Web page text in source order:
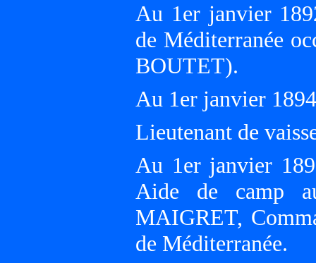
Au 1er janvier
de Méditerranée
BOUTET).
Au 1er janvier
Lieutenant de
Au 1er janvier
Aide de camp
MAIGRET,
de Méditerranée.